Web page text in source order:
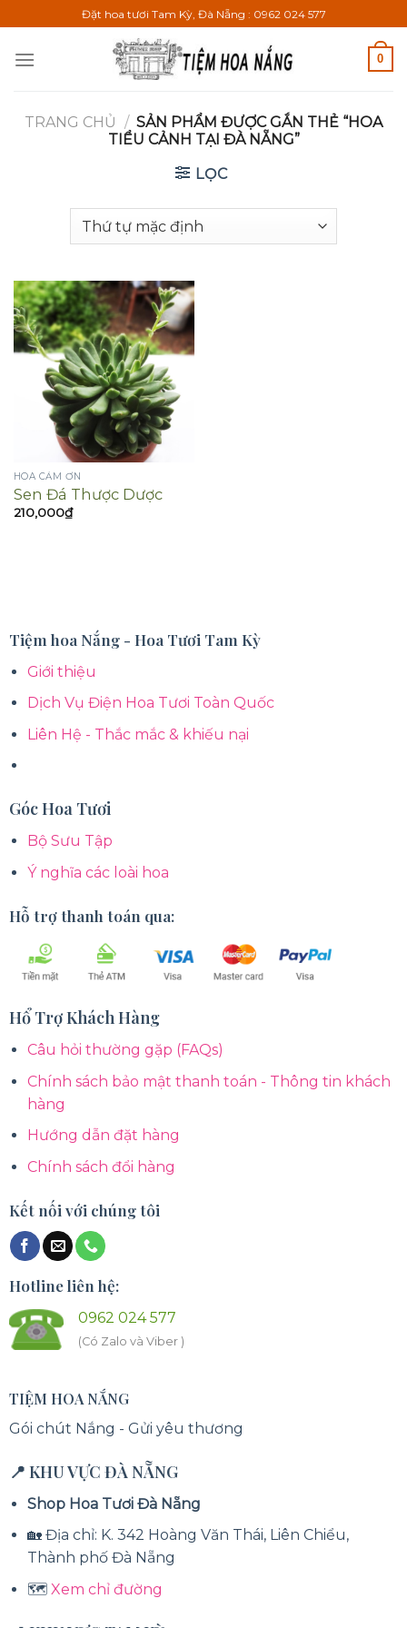
qua
nội
Đặt hoa tươi Tam Kỳ, Đà Nẵng : 0962 024 577
0
TRANG CHỦ / SẢN PHẨM ĐƯỢC GẮN THẺ “HOA
TIỂU CẢNH TẠI ĐÀ NẴNG”
LỌC
HOA CẢM ƠN
Sen Đá Thược Dược
210,000₫
Tiệm hoa Nắng - Hoa Tươi Tam Kỳ
Giới thiệu
Dịch Vụ Điện Hoa Tươi Toàn Quốc
Liên Hệ - Thắc mắc & khiếu nại
Góc Hoa Tươi
Bộ Sưu Tập
Ý nghĩa các loài hoa
Hỗ trợ thanh toán qua:
Hổ Trợ Khách Hàng
Câu hỏi thường gặp (FAQs)
Chính sách bảo mật thanh toán - Thông tin khách
hàng
Hướng dẫn đặt hàng
Chính sách đổi hàng
Kết nối với chúng tôi
Hotline liên hệ:
0962 024 577
(Có Zalo và Viber )
TIỆM HOA NẮNG
Gói chút Nắng - Gửi yêu thương
📍 KHU VỰC ĐÀ NẴNG
Shop Hoa Tươi Đà Nẵng
🏡 Địa chỉ: K. 342 Hoàng Văn Thái, Liên Chiểu,
Thành phố Đà Nẵng
🗺️Xem chỉ đường